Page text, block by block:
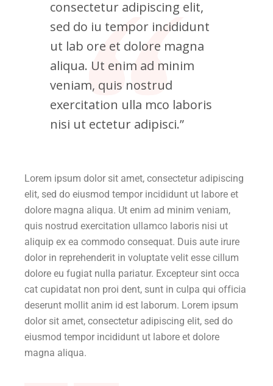
consectetur adipiscing elit,
sed do iu tempor incididunt
ut lab ore et dolore magna
aliqua. Ut enim ad minim
veniam, quis nostrud
exercitation ulla mco laboris
nisi ut ectetur adipisci.”
Lorem ipsum dolor sit amet, consectetur adipiscing
elit, sed do eiusmod tempor incididunt ut labore et
dolore magna aliqua. Ut enim ad minim veniam,
quis nostrud exercitation ullamco laboris nisi ut
aliquip ex ea commodo consequat. Duis aute irure
dolor in reprehenderit in voluptate velit esse cillum
dolore eu fugiat nulla pariatur. Excepteur sint occa
cat cupidatat non proi dent, sunt in culpa qui officia
deserunt mollit anim id est laborum. Lorem ipsum
dolor sit amet, consectetur adipiscing elit, sed do
eiusmod tempor incididunt ut labore et dolore
magna aliqua.